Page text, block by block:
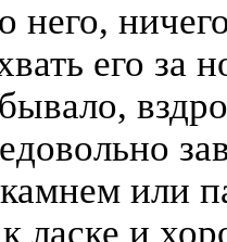
него,
его за
камнем или
ласке и